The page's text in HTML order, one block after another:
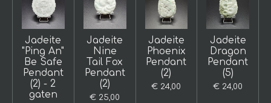
Jadeite
"Ping An"
Be Safe
Pendant
(2) - 2
gaten
Jadeite
Nine
Tail Fox
Pendant
(2)
€ 25,00
Jadeite
Phoenix
Pendant
(2)
€ 24,00
Jadeite
Dragon
Pendant
(5)
€ 24,00